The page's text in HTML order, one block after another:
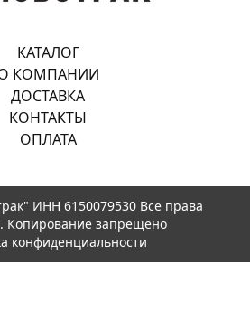
КАТАЛОГ
КОМПАНИИ
ДОСТАВКА
КОНТАКТЫ
ОПЛАТА
ИНН 6150079530 Все права
запрещено
конфиденциальности